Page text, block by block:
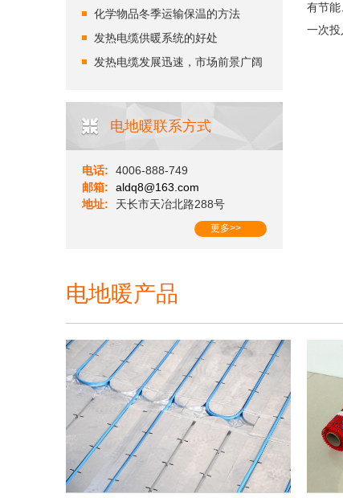
化学物品冬季运输保温的方法
发热电缆供暖系统的好处
发热电缆发展迅速，市场前景广阔
电地暖联系方式
电话:
4006-888-749
邮箱:
aldq8@163.com
地址:
天长市天冶北路288号
更多>>
有节
一次投
电地暖产品